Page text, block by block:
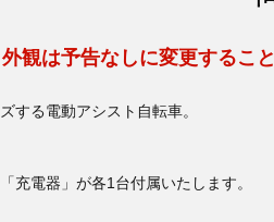
観は予告なしに変更するこ
する電動アシスト自転車。
充電器」が各1台付属いたします。